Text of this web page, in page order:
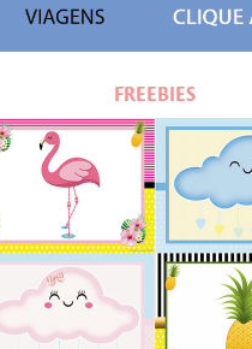
FREEBIES